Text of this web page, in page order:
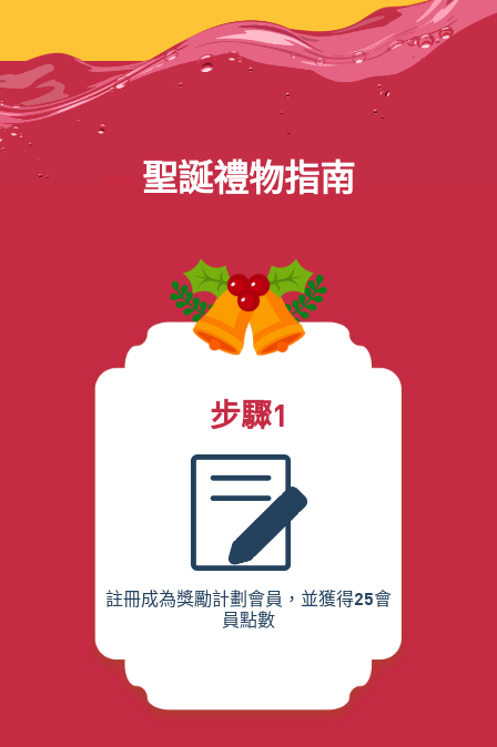
聖誕禮物指南
步驟1
註冊成為獎勵計劃會員，並獲得25會
員點數